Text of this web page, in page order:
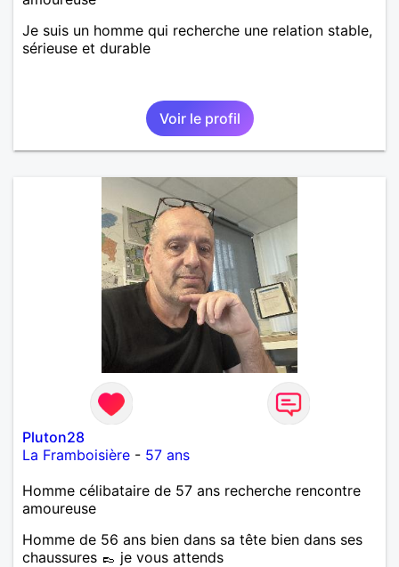
Je suis un homme qui recherche une relation stable,
sérieuse et durable
Voir le profil
Pluton28
La Framboisière - 57 ans
Homme célibataire de 57 ans recherche rencontre
amoureuse
Homme de 56 ans bien dans sa tête bien dans ses
chaussures 👞 je vous attends